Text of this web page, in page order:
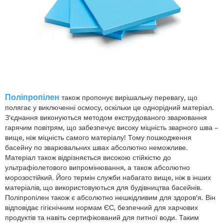
Поліпропілен також пропонує вирішальну перевагу, що
полягає у виключенні осмосу, оскільки це однорідний матеріал.
З'єднання виконуються методом екструдованого зварювання
гарячим повітрям, що забезпечує високу міцність зварного шва –
вище, ніж міцність самого матеріалу! Тому пошкодження
басейну по зварювальних швах абсолютно неможливе.
Матеріал також відрізняється високою стійкістю до
ультрафіолетового випромінювання, а також абсолютно
морозостійкий. Його термін служби набагато вище, ніж в інших
матеріалів, що використовуються для будівництва басейнів.
Поліпропілен також є абсолютно нешкідливим для здоров'я. Він
відповідає гігієнічним нормам ЄС, безпечний для харчових
продуктів та навіть сертифікований для питної води. Таким